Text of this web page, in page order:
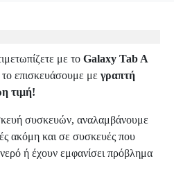
με το Galaxy Tab A
επισκευάσουμε με γραπτή
τιμή!
συσκευών, αναλαμβάνουμε
ακόμη και σε συσκευές που
ή έχουν εμφανίσει πρόβλημα